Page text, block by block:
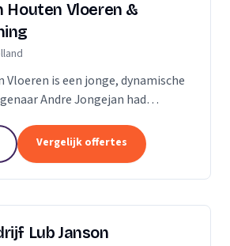
Houten Vloeren &
Vloeren is een jonge, dynamische
Andre Jongejan had
hij in 2004 met zijn eigen
Vergelijk offertes
Lub Janson